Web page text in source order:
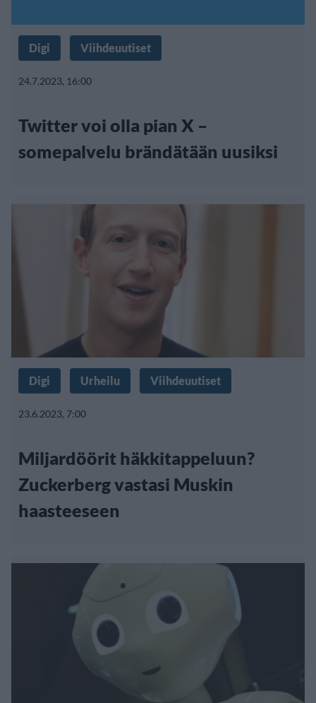
Digi Viihdeuutiset
24.7.2023, 16:00
Twitter voi olla pian X –
somepalvelu brändätään uusiksi
Digi Urheilu Viihdeuutiset
23.6.2023, 7:00
Miljardöörit häkkitappeluun?
Zuckerberg vastasi Muskin
haasteeseen